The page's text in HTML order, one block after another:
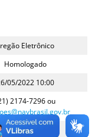
Eletrônico
Homologado
05/2022 10:00
2174-7296 ou
–